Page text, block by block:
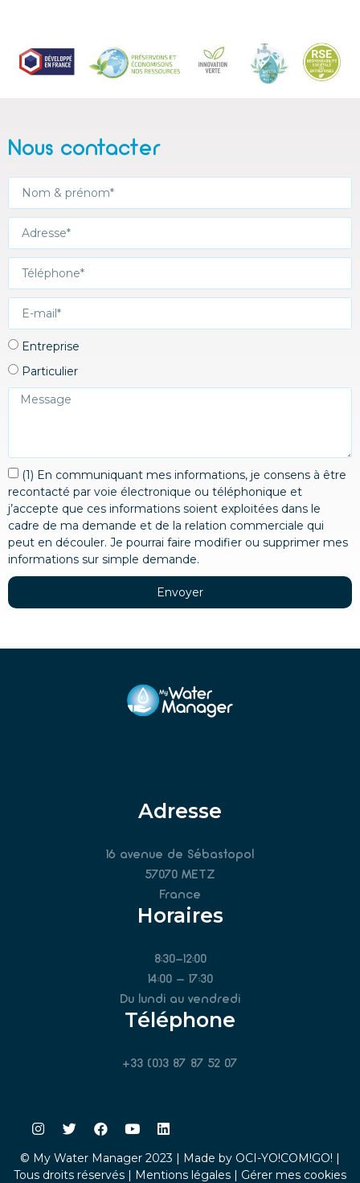
Nous contacter
Entreprise
Particulier
(1) En communiquant mes informations, je consens à être
recontacté par voie électronique ou téléphonique et
j’accepte que ces informations soient exploitées dans le
cadre de ma demande et de la relation commerciale qui
peut en découler. Je pourrai faire modifier ou supprimer mes
informations sur simple demande.​
Envoyer
Adresse
16 avenue de Sébastopol
57070 METZ
France
Horaires
8:30-12:00
14:00 – 17:30
Du lundi au vendredi
Téléphone
+33 (0)3 87 87 52 07
© My Water Manager 2023 | Made by OCI-YO!COM!GO! |
Tous droits réservés | Mentions légales | Gérer mes cookies